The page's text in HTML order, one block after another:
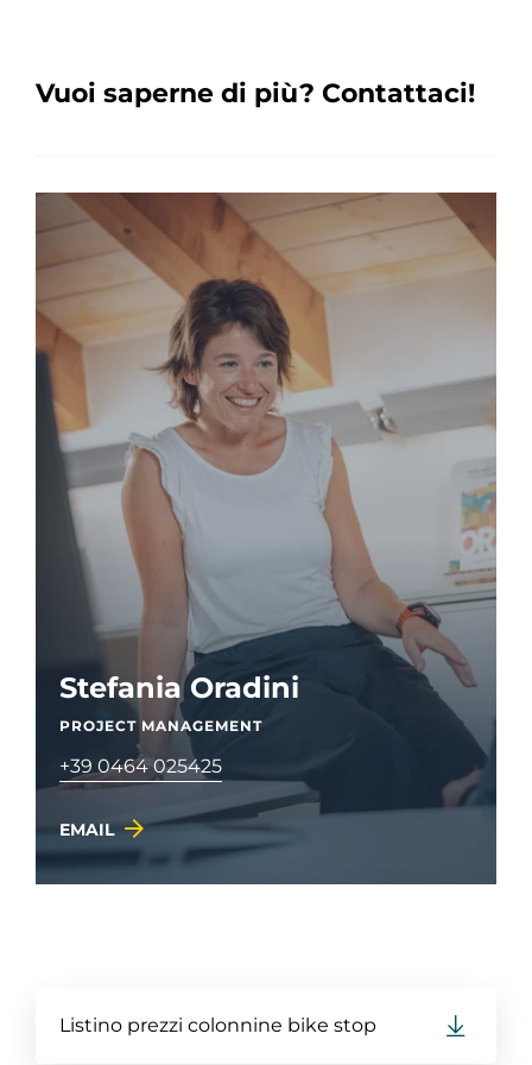
Vuoi saperne di più? Contattaci!
Stefania Oradini
PROJECT MANAGEMENT
+39 0464 025425
EMAIL
Listino prezzi colonnine bike stop